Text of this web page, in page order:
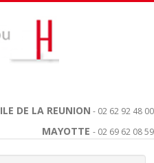
ILE DE LA REUNION - 02 62 92 48 00
MAYOTTE - 02 69 62 08 59